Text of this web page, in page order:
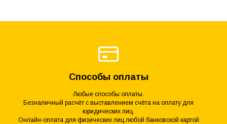
Способы оплаты
Любые способы оплаты.
Безналичный расчёт с выставлением счёта на оплату для
юридических лиц.
Онлайн-оплата для физических лиц любой банковской картой